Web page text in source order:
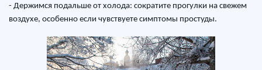
- Держимся подальше от холода: сократите прогулки на свежем
воздухе, особенно если чувствуете симптомы простуды.